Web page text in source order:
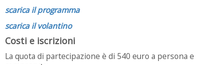
scarica il programma
scarica il volantino
Costi e iscrizioni
La quota di partecipazione è di 540 euro a persona e